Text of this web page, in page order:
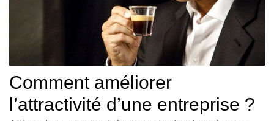
Comment améliorer
l’attractivité d’une entreprise ?